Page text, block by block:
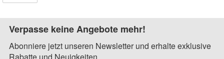
Verpasse keine Angebote mehr!
Abonniere jetzt unseren Newsletter und erhalte exklusive
Rabatte und Neuigkeiten.